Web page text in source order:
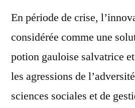
En période de crise,
considérée comme une
potion gauloise salvatrice
les agressions de
sciences sociales et de